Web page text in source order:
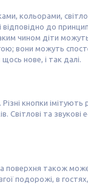
кольорами,
до
чином діти можуть
вони можуть
нове, і так далі.
кнопки імітують
Світлові та
поверхня також
в гостях, у